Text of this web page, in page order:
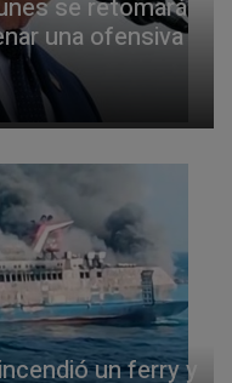
se retomará
una ofensiva
un ferry y